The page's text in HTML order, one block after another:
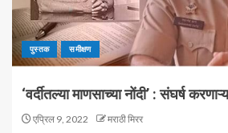
पुस्तक समीक्षण
‘वर्दीतल्या माणसाच्या नोंदी’ : संघर्ष
एप्रिल 9, 2022 मराठी मिरर